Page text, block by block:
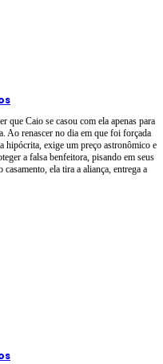
que Caio se casou com ela apenas para
Ao renascer no dia em que foi forçada
hipócrita, exige um preço astronômico e
a falsa benfeitora, pisando em seus
ela tira a aliança, entrega a